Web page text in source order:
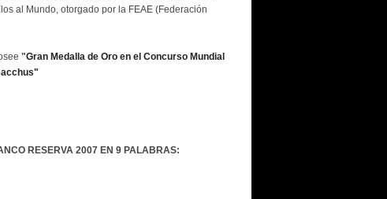
al Mundo, otorgado por la FEAE (Federación
"Gran Medalla de Oro en el Concurso Mundial
RESERVA 2007 EN 9 PALABRAS: